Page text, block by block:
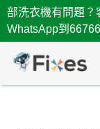
部洗衣機有問題？
WhatsApp到